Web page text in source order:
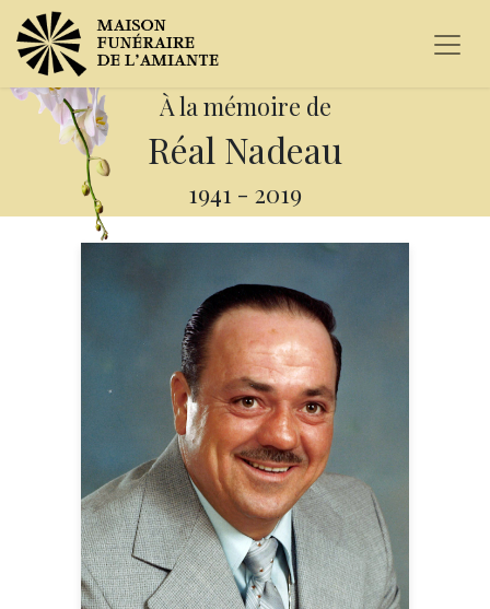
À la mémoire de
Réal Nadeau
1941 - 2019